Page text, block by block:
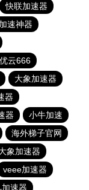
快联加速器
速神器
优云666
大象加速器
器
器
小牛加速
海外梯子官网
象加速器
veee加速器
速器